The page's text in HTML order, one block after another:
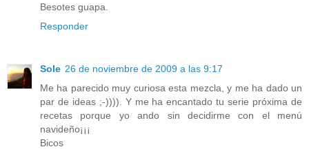
Besotes guapa.
Responder
Sole 26 de noviembre de 2009 a las 9:17
Me ha parecido muy curiosa esta mezcla, y me ha dado un
par de ideas ;-)))). Y me ha encantado tu serie próxima de
recetas porque yo ando sin decidirme con el menú
navideño¡¡¡
Bicos